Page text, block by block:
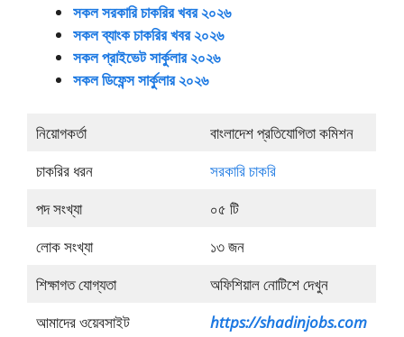
সকল সরকারি চাকরির খবর ২০২৬
সকল ব্যাংক চাকরির খবর ২০২৬
সকল প্রাইভেট সার্কুলার ২০২৬
সকল ডিফেন্স সার্কুলার ২০২৬
নিয়োগকর্তা
বাংলাদেশ প্রতিযোগিতা কমিশন
চাকরির ধরন
সরকারি চাকরি
পদ সংখ্যা
০৫ টি
লোক সংখ্যা
১৩ জন
শিক্ষাগত যোগ্যতা
অফিশিয়াল নোটিশে দেখুন
আমাদের ওয়েবসাইট
https://shadinjobs.com